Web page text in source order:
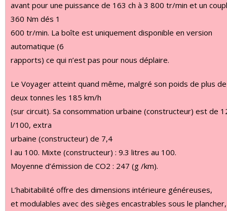
avant pour une puissance de 163 ch à 3 800 tr/min et un
360 Nm dés 1
600 tr/min. La boîte est uniquement disponible en version
automatique (6
rapports) ce qui n’est pas pour nous déplaire.
Le Voyager atteint quand même, malgré son poids de plus de
deux tonnes les 185 km/h
(sur circuit). Sa consommation urbaine (constructeur) est de
l/100, extra
urbaine (constructeur) de 7,4
l au 100. Mixte (constructeur) : 9.3 litres au 100.
Moyenne d’émission de CO2 : 247 (g /km).
L’habitabilité offre des dimensions intérieure généreuses,
et modulables avec des sièges encastrables sous le